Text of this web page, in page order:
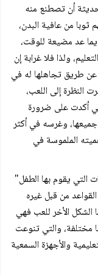
أن تصطنع منه
من عافية البدن،
عد مضيعة للوقت،
ولذا فلا غرابة إن
عن طريق تجاهلها له في
النظرة إلى اللعب،
أكدت على ضرورة
جميعها، وغرسه في أكثر
الملموسة في
التي يقوم بها الطفل"
من قبل غيره
الشكل الأخر للعب فهي
مختلفة، والتي تنوعت
والأجهزة السمعية